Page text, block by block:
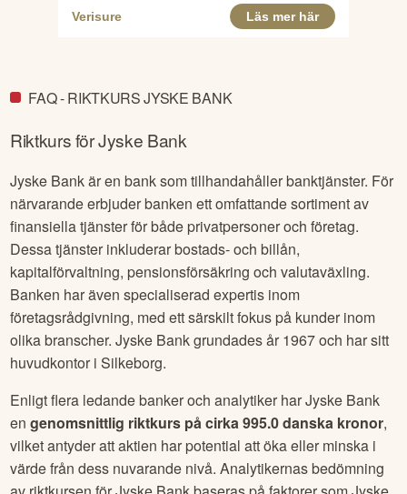
FAQ - RIKTKURS JYSKE BANK
Riktkurs förJyske Bank
Jyske Bank är en bank som tillhandahåller banktjänster. För
närvarande erbjuder banken ett omfattande sortiment av
finansiella tjänster för både privatpersoner och företag.
Dessa tjänster inkluderar bostads- och billån,
kapitalförvaltning, pensionsförsäkring och valutaväxling.
Banken har även specialiserad expertis inom
företagsrådgivning, med ett särskilt fokus på kunder inom
olika branscher. Jyske Bank grundades år 1967 och har sitt
huvudkontor i Silkeborg.
Enligt flera ledande banker och analytiker harJyske Bank
engenomsnittlig riktkurs på cirka995.0 danska kronor,
vilket antyder att aktien har potential att öka eller minska i
värde från dess nuvarande nivå. Analytikernas bedömning